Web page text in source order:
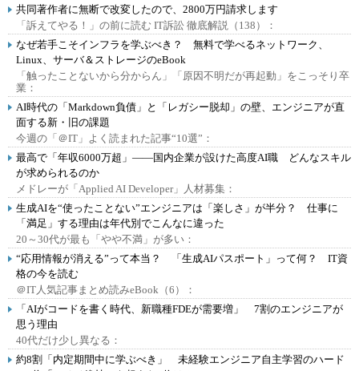
共同著作者に無断で改変したので、2800万円請求します
「訴えてやる！」の前に読む IT訴訟 徹底解説（138）：
なぜ若手こそインフラを学ぶべき？ 無料で学べるネットワーク、
Linux、サーバ＆ストレージのeBook
「触ったことないから分からん」「原因不明だが再起動」をこっそり卒
業：
AI時代の「Markdown負債」と「レガシー脱却」の壁、エンジニアが直
面する新・旧の課題
今週の「＠IT」よく読まれた記事“10選”：
最高で「年収6000万超」――国内企業が設けた高度AI職 どんなスキル
が求められるのか
メドレーが「Applied AI Developer」人材募集：
生成AIを“使ったことない”エンジニアは「楽しさ」が半分？ 仕事に
「満足」する理由は年代別でこんなに違った
20～30代が最も「やや不満」が多い：
“応用情報が消える”って本当？ 「生成AIパスポート」って何？ IT資
格の今を読む
＠IT人気記事まとめ読みeBook（6）：
「AIがコードを書く時代、新職種FDEが需要増」 7割のエンジニアが
思う理由
40代だけ少し異なる：
約8割「内定期間中に学ぶべき」 未経験エンジニア自主学習のハード